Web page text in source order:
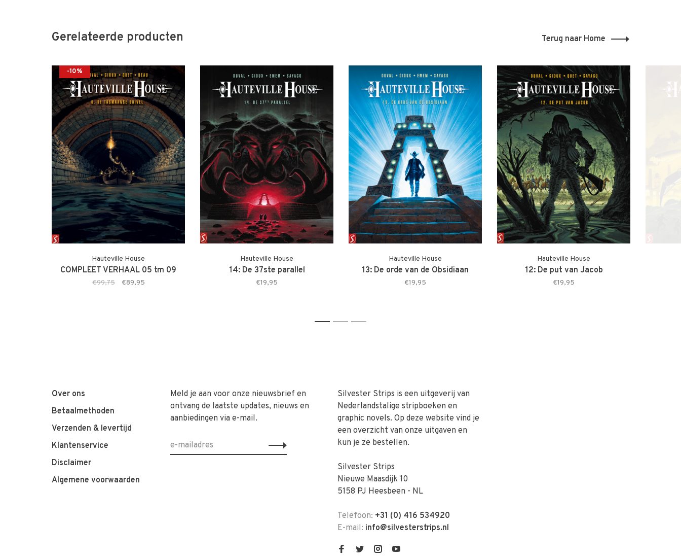
Gerelateerde producten Terug naar Home
-10%
Hauteville House
COMPLEET VERHAAL 05 tm 09
€99,75 €89,95
Hauteville House
14: De 37ste parallel
€19,95
Hauteville House
13: De orde van de Obsidiaan
€19,95
Hauteville House
12: De put van Jacob
€19,95
1 2 3
Over ons
Betaalmethoden
Verzenden & levertijd
Klantenservice
Disclaimer
Algemene voorwaarden
Meld je aan voor onze nieuwsbrief en
ontvang de laatste updates, nieuws en
aanbiedingen via e-mail.
Silvester Strips is een uitgeverij van
Nederlandstalige stripboeken en
graphic novels. Op deze website vind je
een overzicht van onze uitgaven en
kun je ze bestellen.
Silvester Strips
Nieuwe Maasdijk 10
5158 PJ Heesbeen - NL
Telefoon: +31 (0) 416 534920
E-mail: info@silvesterstrips.nl